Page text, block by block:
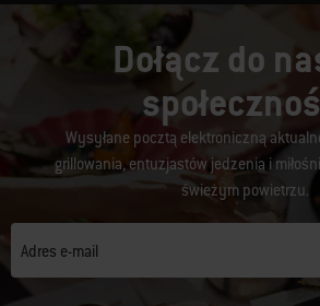
Dołącz do
Wysyłane pocztą elektroniczną
grillowania, entuzjastów jedzenia i
świeżym powietrzu.
Adres e-mail